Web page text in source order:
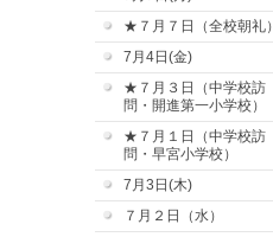
★７月７日（全校朝礼）
7月4日(金)
★７月３日（中学校訪
問・開進第一小学校）
★７月１日（中学校訪
問・早宮小学校）
7月3日(木)
７月２日（水）